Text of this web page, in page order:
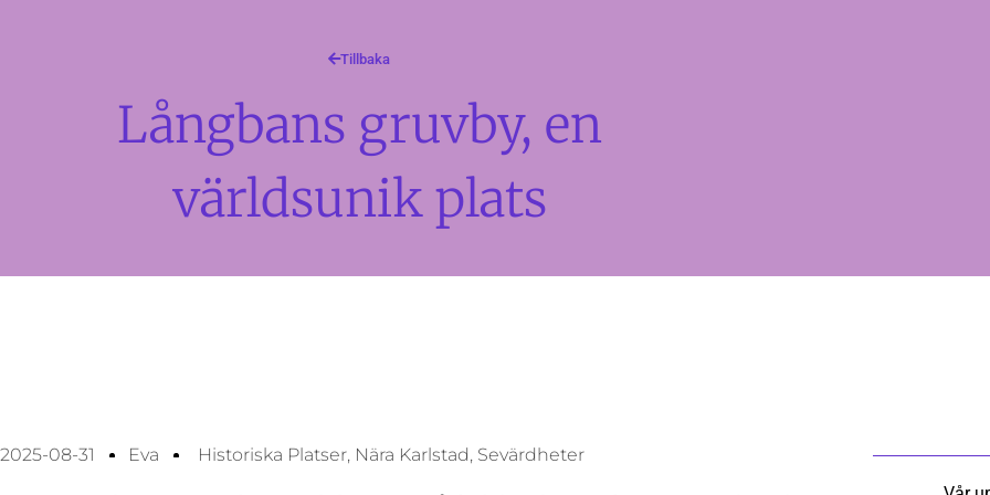
Tillbaka
Långbans gruvby, en
världsunik plats
2025-08-31 Eva Historiska Platser, Nära Karlstad, Sevärdheter